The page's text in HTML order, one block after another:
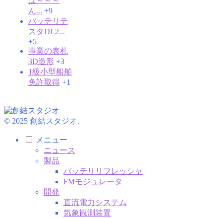
ん... +9
バッテリテ
スタDL2...
+5
事業の表札
3D造形 +3
1級小型船舶
免許取得 +1
© 2025 創結スタジオ.
メニュー
ニュース
製品
バッテリリフレッシャ
FMモジュレータ
開発
直流電力システム
気象観測装置